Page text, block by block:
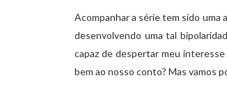
Acompanhar a série tem sido
desenvolvendo uma tal
capaz de despertar meu
bem ao nosso conto? Mas vamos